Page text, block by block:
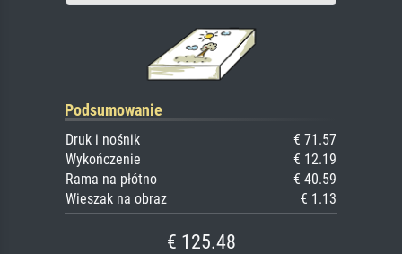
Podsumowanie
Druk i nośnik
€ 71.57
Wykończenie
€ 12.19
Rama na płótno
€ 40.59
Wieszak na obraz
€ 1.13
€ 125.48